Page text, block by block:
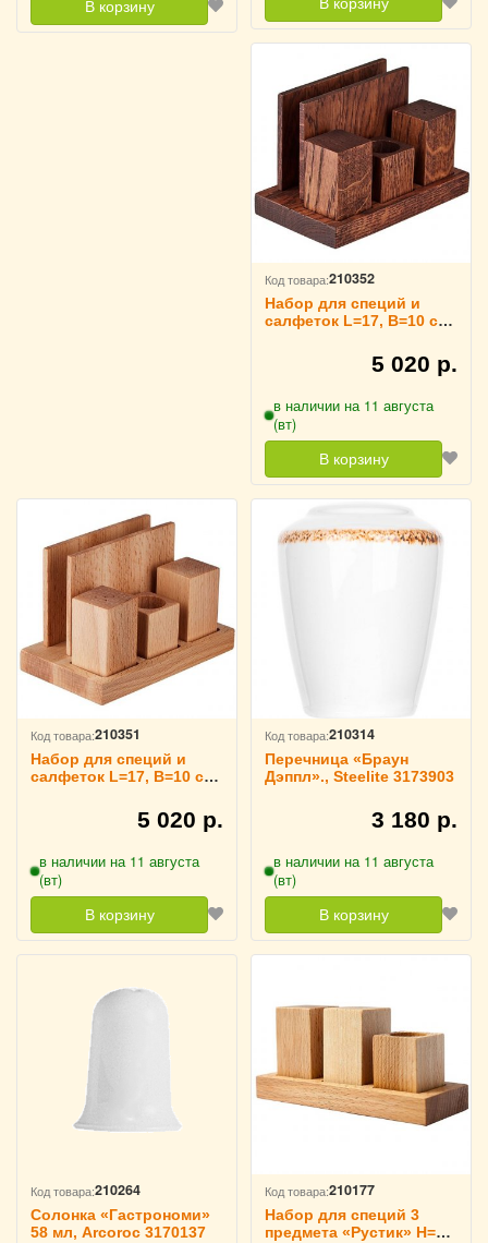
В корзину
Код товара:210352
Набор для специй и
салфеток L=17, B=10 см,
5 020 р.
в наличии на 11 августа
(вт)
В корзину
Код товара:210351
Набор для специй и
салфеток L=17, B=10 см,
5 020 р.
в наличии на 11 августа
(вт)
В корзину
Код товара:210314
Перечница «Браун
Дэппл»., Steelite 3173903
3 180 р.
в наличии на 11 августа
(вт)
В корзину
Код товара:210264
Солонка «Гастрономи»
58 мл, Arcoroc 3170137
Код товара:210177
Набор для специй 3
предмета «Рустик» H=8